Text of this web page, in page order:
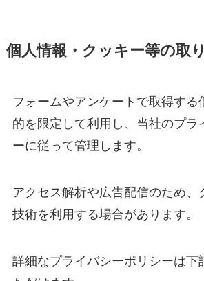
個人情報・クッキー等の取
フォームやアンケートで取得する
的を限定して利用し、当社のプラ
ーに従って管理します。
アクセス解析や広告配信のため、
技術を利用する場合があります。
詳細なプライバシーポリシーは下